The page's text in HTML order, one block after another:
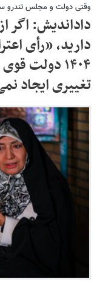
وقتی دولت‌ و مجلس تندرو
داداندیش: اگر
دارید، «رأی
۱۴۰۴ دولت
تغییری ایجاد